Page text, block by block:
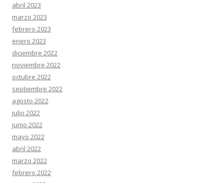
abril 2023
marzo 2023
febrero 2023
enero 2023
diciembre 2022
noviembre 2022
octubre 2022
septiembre 2022
agosto 2022
julio 2022
junio 2022
mayo 2022
abril 2022
marzo 2022
febrero 2022